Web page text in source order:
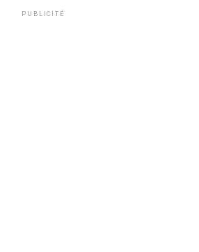
PUBLICITÉ